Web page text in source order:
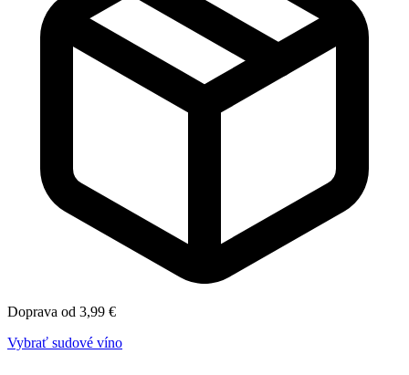
Doprava od 3,99 €
Vybrať sudové víno